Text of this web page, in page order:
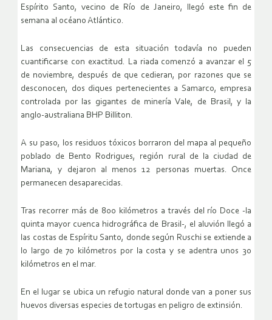
Espírito Santo, vecino de Río de Janeiro, llegó este fin de
semana al océano Atlántico.
Las consecuencias de esta situación todavía no pueden
cuantificarse con exactitud. La riada comenzó a avanzar el 5
de noviembre, después de que cedieran, por razones que se
desconocen, dos diques pertenecientes a Samarco, empresa
controlada por las gigantes de minería Vale, de Brasil, y la
anglo-australiana BHP Billiton.
A su paso, los residuos tóxicos borraron del mapa al pequeño
poblado de Bento Rodrigues, región rural de la ciudad de
Mariana, y dejaron al menos 12 personas muertas. Once
permanecen desaparecidas.
Tras recorrer más de 800 kilómetros a través del río Doce -la
quinta mayor cuenca hidrográfica de Brasil-, el aluvión llegó a
las costas de Espíritu Santo, donde según Ruschi se extiende a
lo largo de 70 kilómetros por la costa y se adentra unos 30
kilómetros en el mar.
En el lugar se ubica un refugio natural donde van a poner sus
huevos diversas especies de tortugas en peligro de extinsión.